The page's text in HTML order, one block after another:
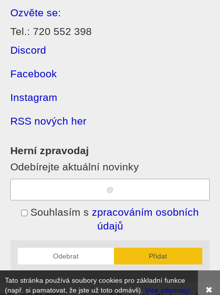
Ozvěte se:
Tel.: 720 552 398
Discord
Facebook
Instagram
RSS nových her
Herní zpravodaj
Odebírejte aktuální novinky
Souhlasím s zpracováním osobních
údajů
Odebrat Přidat
Tato stránka používá soubory cookies pro základní funkce
(např. si pamatovat, že jste už toto odmávli). Více informací ✖